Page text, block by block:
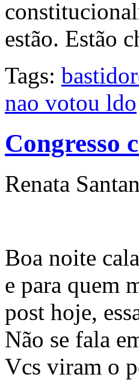
estão. Estão
Tags:
nao votou ldo
Congresso
Renata
Boa noite
e para quem
post hoje,
Não se fala
Vcs viram o